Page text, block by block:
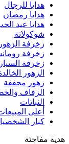
هدايا للرجال
هدايا رمضان
هدايا عيد
شوكولاتة
زخرفة الزهور
زخرفة
زخرفة
الزهور
زهور مجففة
الزفاف
النباتات
أعلى
كبار
هدية مفاجئة